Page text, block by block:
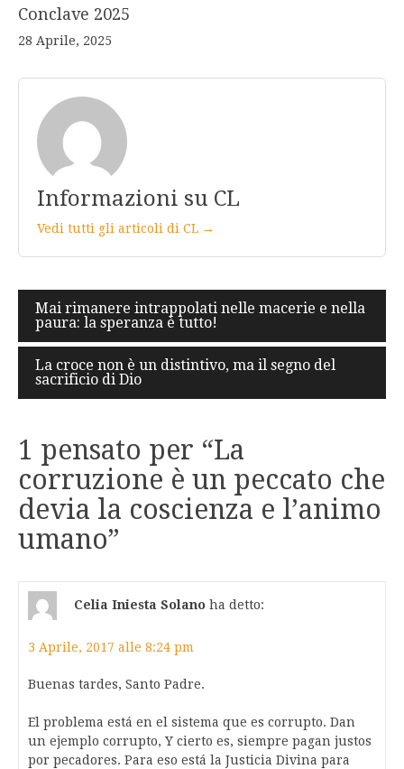
Conclave 2025
28 Aprile, 2025
Informazioni su CL
Vedi tutti gli articoli di CL →
Navigazione
articoli
Mai rimanere intrappolati nelle macerie e nella
paura: la speranza è tutto!
La croce non è un distintivo, ma il segno del
sacrificio di Dio
1 pensato per “La
corruzione è un peccato che
devia la coscienza e l’animo
umano”
Celia Iniesta Solano ha detto:
3 Aprile, 2017 alle 8:24 pm
Buenas tardes, Santo Padre.
El problema está en el sistema que es corrupto. Dan
un ejemplo corrupto, Y cierto es, siempre pagan justos
por pecadores. Para eso está la Justicia Divina para